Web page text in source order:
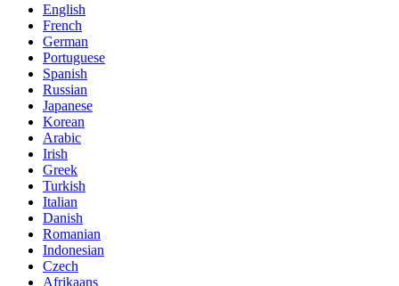
English
French
German
Portuguese
Spanish
Russian
Japanese
Korean
Arabic
Irish
Greek
Turkish
Italian
Danish
Romanian
Indonesian
Czech
Afrikaans